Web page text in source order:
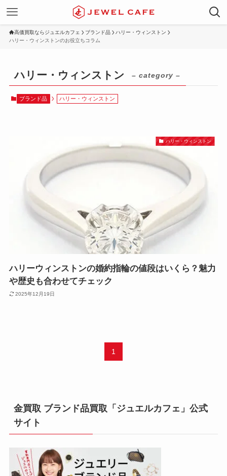
高価買取ならジュエルカフェ ブランド品
ハリー・ウィンストン
ハリー・ウィンストンのお役立ちコラム
ハリー・ウィンストン – category –
ブランド品 ハリー・ウィンストン
ハリー・ウィンストン
ハリーウィンストンの婚約指輪の値段はいくら？魅力
や歴史も合わせてチェック
2025年12月19日
1
金買取 ブランド品買取「ジュエルカフェ」公式
サイト